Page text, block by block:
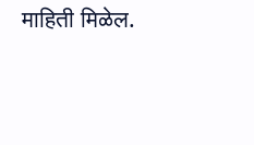
माहिती मिळेल.